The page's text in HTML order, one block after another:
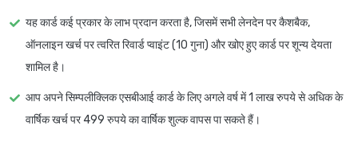
यह कार्ड कई प्रकार के लाभ प्रदान करता है, जिसमें सभी लेनदेन पर कैशबैक,
ऑनलाइन खर्च पर त्वरित रिवार्ड प्वाइंट (10 गुना) और खोए हुए कार्ड पर शून्य देयता
शामिल है।
आप अपने सिम्पलीक्लिक एसबीआई कार्ड के लिए अगले वर्ष में 1 लाख रुपये से अधिक के
वार्षिक खर्च पर 499 रुपये का वार्षिक शुल्क वापस पा सकते हैं।